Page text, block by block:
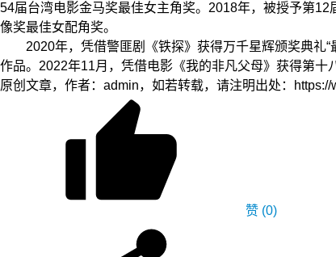
54届台湾电影金马奖最佳女主角奖。2018年，被授予第12
像奖最佳女配角奖。
2020年，凭借警匪剧《铁探》获得万千星辉颁奖典礼“
作品。2022年11月，凭借电影《我的非凡父母》获得第十
原创文章，作者：admin，如若转载，请注明出处：https://
赞 (0)